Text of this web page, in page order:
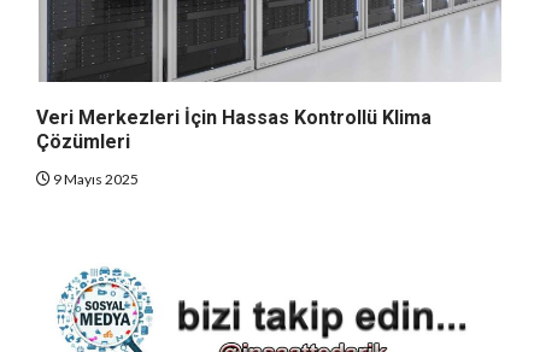
Veri Merkezleri İçin Hassas Kontrollü Klima
Çözümleri
9 Mayıs 2025